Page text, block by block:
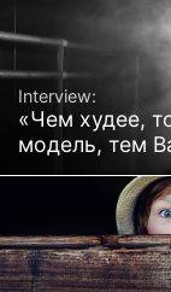
Interview:
«Чем худее,
модель, тем